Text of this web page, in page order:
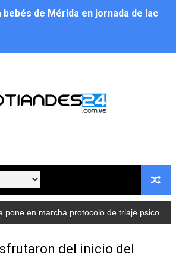
bebés de Mérida en jornada de
llevó jornada recreativa a la
servicio residencial en la
impulsa inclusión y atención a
“Ríe 2026” recorre las
Libertador realizó una jornada
en marcha protocolo de triaje psicosocial para atender a rescatistas
del inicio del